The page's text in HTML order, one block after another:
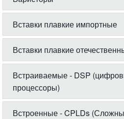
Вставки плавкие импортные
Вставки плавкие
Встраиваемые - DSP
процессоры)
Встроенные - CPLDs